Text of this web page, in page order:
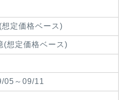
(想定価格ベース)
(想定価格ベース)
05～09/11